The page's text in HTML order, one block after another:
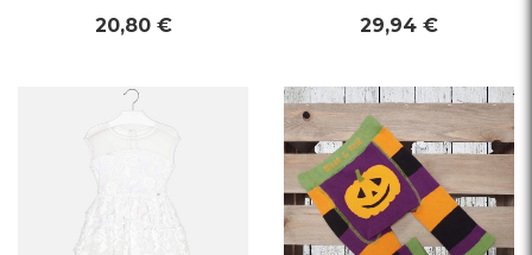
20,80 € 29,94 €